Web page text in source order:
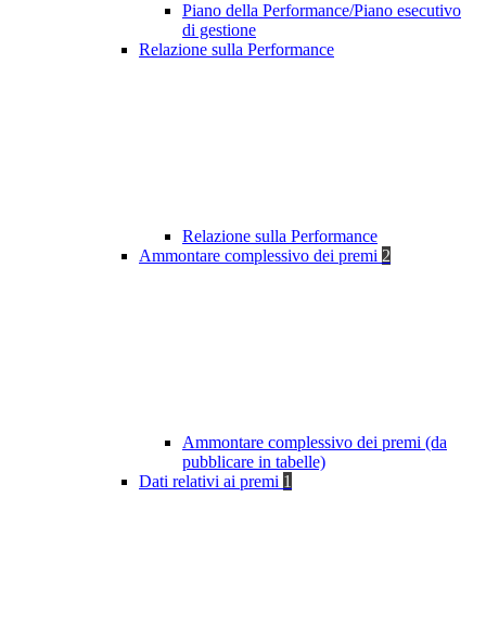
Piano della Performance/Piano esecutivo
di gestione
Relazione sulla Performance
Relazione sulla Performance
Ammontare complessivo dei premi 2
Ammontare complessivo dei premi (da
pubblicare in tabelle)
Dati relativi ai premi 1